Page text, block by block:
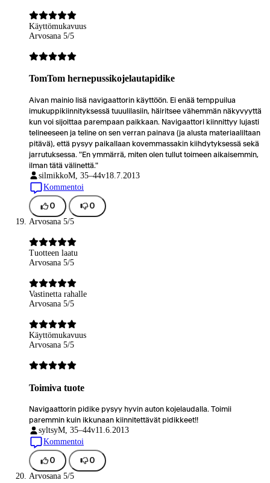
Käyttömukavuus
Arvosana 5/5
TomTom hernepussikojelautapidike
Aivan mainio lisä navigaattorin käyttöön. Ei enää temppuilua
imukuppikiinnityksessä tuuulilasiin, häiritsee vähemmän näkyvyyttä
kun voi sijoittaa parempaan paikkaan. Navigaattori kiinnittyy lujasti
telineeseen ja teline on sen verran painava (ja alusta materiaaliltaan
pitävä), että pysyy paikallaan kovemmassakin kiihdytyksessä sekä
jarrutuksessa. "En ymmärrä, miten olen tullut toimeen aikaisemmin,
ilman tätä välinettä."
silmikkoM, 35–44v18.7.2013
Kommentoi
0 0
Arvosana 5/5
Tuotteen laatu
Arvosana 5/5
Vastinetta rahalle
Arvosana 5/5
Käyttömukavuus
Arvosana 5/5
Toimiva tuote
Navigaattorin pidike pysyy hyvin auton kojelaudalla. Toimii
paremmin kuin ikkunaan kiinnitettävät pidikkeet!!
syltsyM, 35–44v11.6.2013
Kommentoi
0 0
Arvosana 5/5